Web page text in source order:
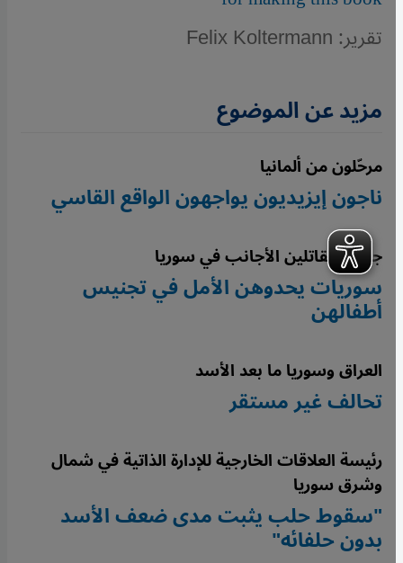
تقرير: Felix Koltermann
مزيد عن الموضوع
مرحّلون من ألمانيا
ناجون إيزيديون يواجهون الواقع القاسي
جدل المقاتلين الأجانب في سوريا
سوريات يحدوهن الأمل في تجنيس
أطفالهن
العراق وسوريا ما بعد الأسد
تحالف غير مستقر
رئيسة العلاقات الخارجية للإدارة الذاتية في شمال
وشرق سوريا
"سقوط حلب يثبت مدى ضعف الأسد
بدون حلفائه"